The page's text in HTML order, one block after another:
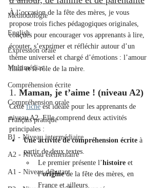
Méthodologie
English
Expression orale
Multimédias
Compréhension écrite
Compréhension orale
Français pratique
B1 - Niveau intermédiaire
A2 - Niveau élémentaire
A1 - Niveau débutant
À l’occasion de la fête des mères, je vous
propose trois fiches pédagogiques originales,
conçues pour encourager vos apprenants à lire,
écouter, s’exprimer et réfléchir autour d’un
thème universel et chargé d’émotions : l’amour
filial et le rôle de la mère.
1. Maman, je t’aime ! (niveau A2)
Cette fiche est idéale pour les apprenants de
niveau A2. Elle comprend deux activités
principales :
Une activité de compréhension écrite à
partir de deux textes.
Le premier présente l’histoire et
l’origine de la fête des mères, en
France et ailleurs.